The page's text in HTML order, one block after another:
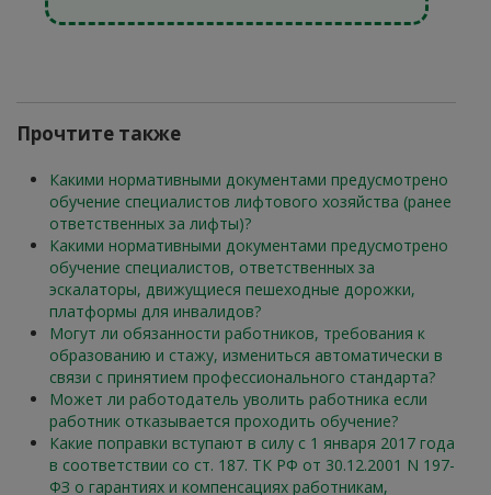
Прочтите также
Какими нормативными документами предусмотрено
обучение специалистов лифтового хозяйства (ранее
ответственных за лифты)?
Какими нормативными документами предусмотрено
обучение специалистов, ответственных за
эскалаторы, движущиеся пешеходные дорожки,
платформы для инвалидов?
Могут ли обязанности работников, требования к
образованию и стажу, измениться автоматически в
связи с принятием профессионального стандарта?
Может ли работодатель уволить работника если
работник отказывается проходить обучение?
Какие поправки вступают в силу с 1 января 2017 года
в соответствии со ст. 187. ТК РФ от 30.12.2001 N 197-
ФЗ о гарантиях и компенсациях работникам,